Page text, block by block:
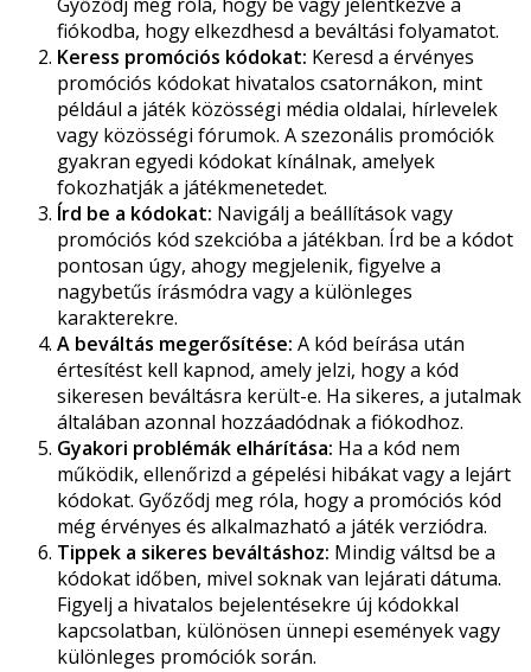
fiókodba, hogy elkezdhesd a beváltási folyamatot.
Keress promóciós kódokat: Keresd a érvényes
promóciós kódokat hivatalos csatornákon, mint
például a játék közösségi média oldalai, hírlevelek
vagy közösségi fórumok. A szezonális promóciók
gyakran egyedi kódokat kínálnak, amelyek
fokozhatják a játékmenetedet.
Írd be a kódokat: Navigálj a beállítások vagy
promóciós kód szekcióba a játékban. Írd be a kódot
pontosan úgy, ahogy megjelenik, figyelve a
nagybetűs írásmódra vagy a különleges
karakterekre.
A beváltás megerősítése: A kód beírása után
értesítést kell kapnod, amely jelzi, hogy a kód
sikeresen beváltásra került-e. Ha sikeres, a jutalmak
általában azonnal hozzáadódnak a fiókodhoz.
Gyakori problémák elhárítása: Ha a kód nem
működik, ellenőrizd a gépelési hibákat vagy a lejárt
kódokat. Győződj meg róla, hogy a promóciós kód
még érvényes és alkalmazható a játék verziódra.
Tippek a sikeres beváltáshoz: Mindig váltsd be a
kódokat időben, mivel soknak van lejárati dátuma.
Figyelj a hivatalos bejelentésekre új kódokkal
kapcsolatban, különösen ünnepi események vagy
különleges promóciók során.